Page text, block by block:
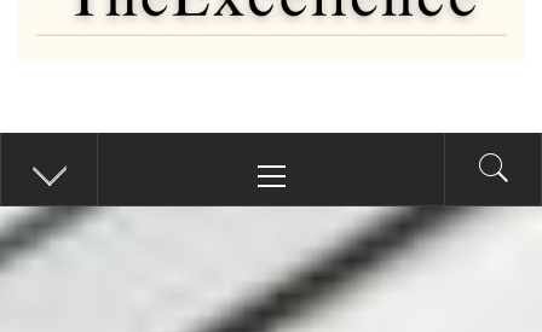
THE EXCELLENCE BKK
Menu